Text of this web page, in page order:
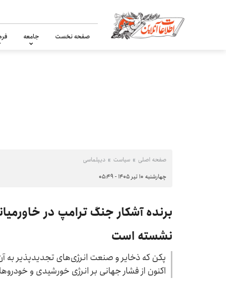
صفحه نخست جامعه
صفحه اصلی سیاست دیپلماسی
چهارشنبه ۱۰ تیر ۱۴۰۵ - ۰۵:۴۹
برنده آشکار جنگ ترامپ در
نشسته است
پکن که ذخایر و صنعت انرژی‌های تجدیدپذیر به
اکنون از فشار جهانی بر انرژی خورشیدی و